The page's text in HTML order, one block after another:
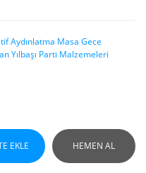
Aydınlatma Masa Gece
Yılbaşı Parti Malzemeleri
EKLE HEMEN AL